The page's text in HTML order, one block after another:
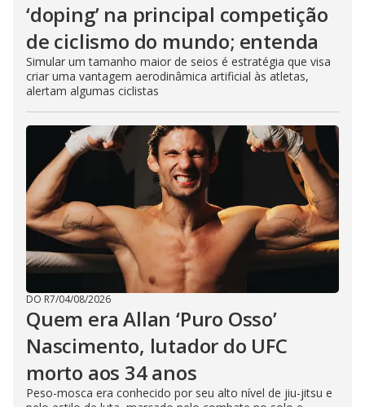
‘doping’ na principal competição
de ciclismo do mundo; entenda
Simular um tamanho maior de seios é estratégia que visa
criar uma vantagem aerodinâmica artificial às atletas,
alertam algumas ciclistas
DO R7/04/08/2026
Quem era Allan ‘Puro Osso’
Nascimento, lutador do UFC
morto aos 34 anos
Peso-mosca era conhecido por seu alto nível de jiu-jitsu e